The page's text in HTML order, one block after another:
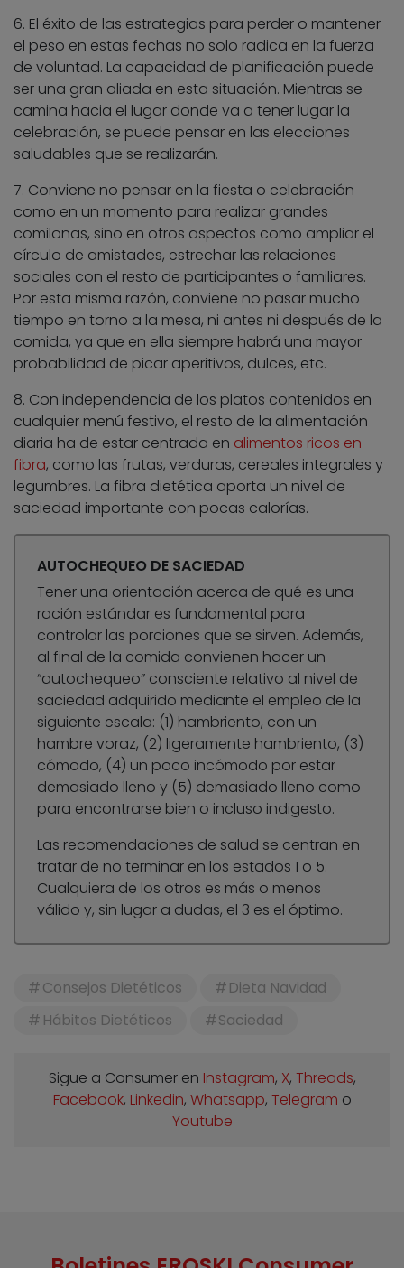
6. El éxito de las estrategias para perder o mantener
el peso en estas fechas no solo radica en la fuerza
de voluntad. La capacidad de planificación puede
ser una gran aliada en esta situación. Mientras se
camina hacia el lugar donde va a tener lugar la
celebración, se puede pensar en las elecciones
saludables que se realizarán.
7. Conviene no pensar en la fiesta o celebración
como en un momento para realizar grandes
comilonas, sino en otros aspectos como ampliar el
círculo de amistades, estrechar las relaciones
sociales con el resto de participantes o familiares.
Por esta misma razón, conviene no pasar mucho
tiempo en torno a la mesa, ni antes ni después de la
comida, ya que en ella siempre habrá una mayor
probabilidad de picar aperitivos, dulces, etc.
8. Con independencia de los platos contenidos en
cualquier menú festivo, el resto de la alimentación
diaria ha de estar centrada en alimentos ricos en
fibra, como las frutas, verduras, cereales integrales y
legumbres. La fibra dietética aporta un nivel de
saciedad importante con pocas calorías.
AUTOCHEQUEO DE SACIEDAD
Tener una orientación acerca de qué es una
ración estándar es fundamental para
controlar las porciones que se sirven. Además,
al final de la comida convienen hacer un
“autochequeo” consciente relativo al nivel de
saciedad adquirido mediante el empleo de la
siguiente escala: (1) hambriento, con un
hambre voraz, (2) ligeramente hambriento, (3)
cómodo, (4) un poco incómodo por estar
demasiado lleno y (5) demasiado lleno como
para encontrarse bien o incluso indigesto.
Las recomendaciones de salud se centran en
tratar de no terminar en los estados 1 o 5.
Cualquiera de los otros es más o menos
válido y, sin lugar a dudas, el 3 es el óptimo.
Consejos Dietéticos
Dieta Navidad
Hábitos Dietéticos
Saciedad
Sigue a Consumer en Instagram, X, Threads,
Facebook, Linkedin, Whatsapp, Telegram o
Youtube